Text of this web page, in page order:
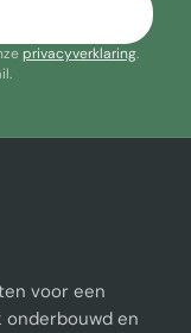
privacyverklaring.
voor een
onderbouwd en